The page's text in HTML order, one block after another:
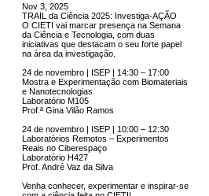
Nov 3, 2025
TRAIL da Ciência 2025: Investiga-AÇÃO
O CIETI vai marcar presença na Semana
da Ciência e Tecnologia, com duas
iniciativas que destacam o seu forte papel
na área da investigação.
24 de novembro | ISEP | 14:30 – 17:00
Mostra e Experimentação com Biomateriais
e Nanotecnologias
Laboratório M105
Prof.ª Gina Vilão Ramos
24 de novembro | ISEP | 10:00 – 12:30
Laboratórios Remotos – Experimentos
Reais no Ciberespaço
Laboratório H427
Prof. André Vaz da Silva
Venha conhecer, experimentar e inspirar-se